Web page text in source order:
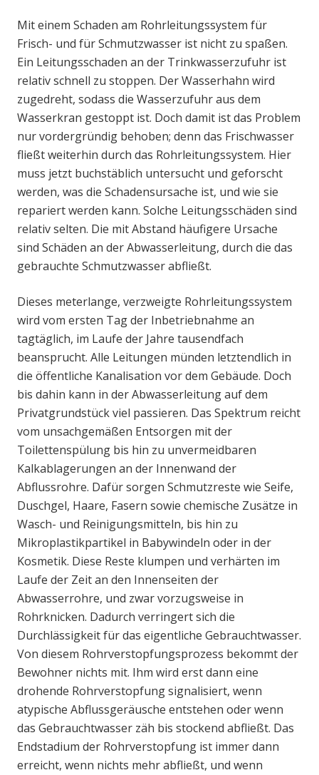
Mit einem Schaden am Rohrleitungssystem für
Frisch- und für Schmutzwasser ist nicht zu spaßen.
Ein Leitungsschaden an der Trinkwasserzufuhr ist
relativ schnell zu stoppen. Der Wasserhahn wird
zugedreht, sodass die Wasserzufuhr aus dem
Wasserkran gestoppt ist. Doch damit ist das Problem
nur vordergründig behoben; denn das Frischwasser
fließt weiterhin durch das Rohrleitungssystem. Hier
muss jetzt buchstäblich untersucht und geforscht
werden, was die Schadensursache ist, und wie sie
repariert werden kann. Solche Leitungsschäden sind
relativ selten. Die mit Abstand häufigere Ursache
sind Schäden an der Abwasserleitung, durch die das
gebrauchte Schmutzwasser abfließt.
Dieses meterlange, verzweigte Rohrleitungssystem
wird vom ersten Tag der Inbetriebnahme an
tagtäglich, im Laufe der Jahre tausendfach
beansprucht. Alle Leitungen münden letztendlich in
die öffentliche Kanalisation vor dem Gebäude. Doch
bis dahin kann in der Abwasserleitung auf dem
Privatgrundstück viel passieren. Das Spektrum reicht
vom unsachgemäßen Entsorgen mit der
Toilettenspülung bis hin zu unvermeidbaren
Kalkablagerungen an der Innenwand der
Abflussrohre. Dafür sorgen Schmutzreste wie Seife,
Duschgel, Haare, Fasern sowie chemische Zusätze in
Wasch- und Reinigungsmitteln, bis hin zu
Mikroplastikpartikel in Babywindeln oder in der
Kosmetik. Diese Reste klumpen und verhärten im
Laufe der Zeit an den Innenseiten der
Abwasserrohre, und zwar vorzugsweise in
Rohrknicken. Dadurch verringert sich die
Durchlässigkeit für das eigentliche Gebrauchtwasser.
Von diesem Rohrverstopfungsprozess bekommt der
Bewohner nichts mit. Ihm wird erst dann eine
drohende Rohrverstopfung signalisiert, wenn
atypische Abflussgeräusche entstehen oder wenn
das Gebrauchtwasser zäh bis stockend abfließt. Das
Endstadium der Rohrverstopfung ist immer dann
erreicht, wenn nichts mehr abfließt, und wenn